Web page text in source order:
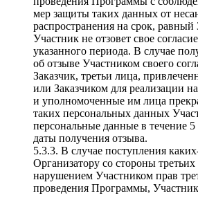
мер защиты таких данных от
распространения на срок, равный
Участник не отзовет свое
указанного периода. В случае
об отзыве Участником своего
Заказчик, третьи лица,
или Заказчиком для реализации
и уполномоченные им лица
таких персональных данных
персональные данные в течение
даты получения отзыва.
5.3.3. В случае поступления
Организатору со стороны третьих
нарушением Участником прав
проведения Программы,